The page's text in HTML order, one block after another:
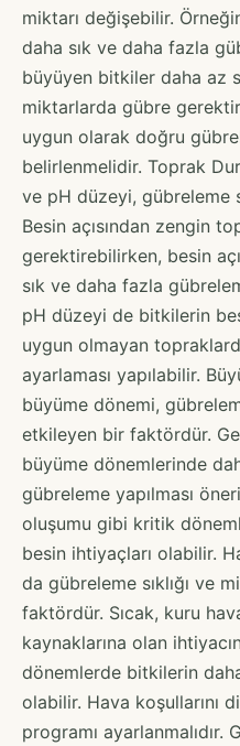
miktarı değişebilir.
daha sık ve daha fazla
büyüyen bitkiler daha az
miktarlarda gübre
uygun olarak doğru
belirlenmelidir. Toprak
ve pH düzeyi, gübreleme
Besin açısından zengin
gerektirebilirken, besin
sık ve daha fazla
pH düzeyi de bitkilerin
uygun olmayan
ayarlaması yapılabilir.
büyüme dönemi,
etkileyen bir faktördür.
büyüme dönemlerinde
gübreleme yapılması
oluşumu gibi kritik
besin ihtiyaçları olabilir.
da gübreleme sıklığı ve
faktördür. Sıcak, kuru
kaynaklarına olan
dönemlerde bitkilerin
olabilir. Hava koşullarını
programı ayarlanmalıdır.